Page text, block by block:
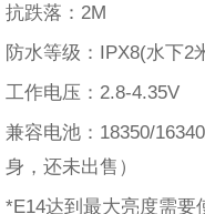
抗跌落：2M
防水等级：IPX8(水下2
工作电压：2.8-4.35V
兼容电池：18350/
身，还未出售）
*E14达到最大亮度需要